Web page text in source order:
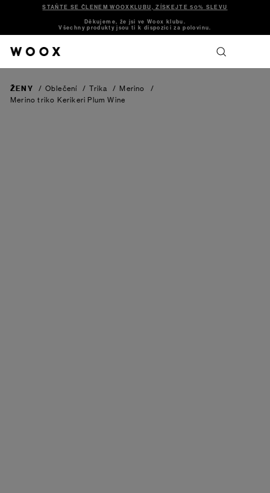
STAŇTE SE ČLENEM WOOXKLUBU, ZÍSKEJTE 50% SLEVU
Děkujeme, že jsi ve Woox klubu.
Všechny produkty jsou ti k dispozici za polovinu.
ŽENY / Oblečení / Trika / Merino
/
Merino triko Kerikeri Plum Wine